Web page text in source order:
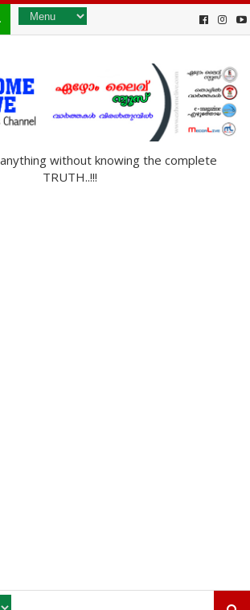
without knowing the complete
TRUTH..!!!